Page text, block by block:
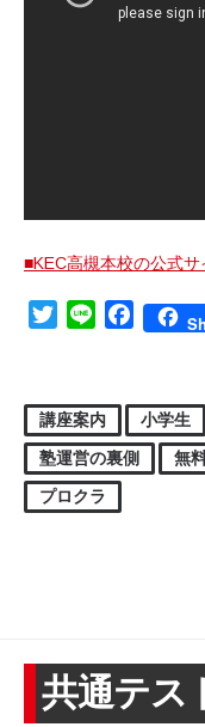
■KEC高槻本校の公式サ
TwitterLine
講座案内 小学生
塾運営の裏側
無
プロクラ
共通テス